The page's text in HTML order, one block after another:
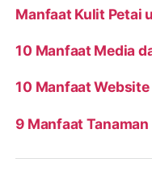
Manfaat Kulit Petai
10 Manfaat Media
10 Manfaat
9 Manfaat